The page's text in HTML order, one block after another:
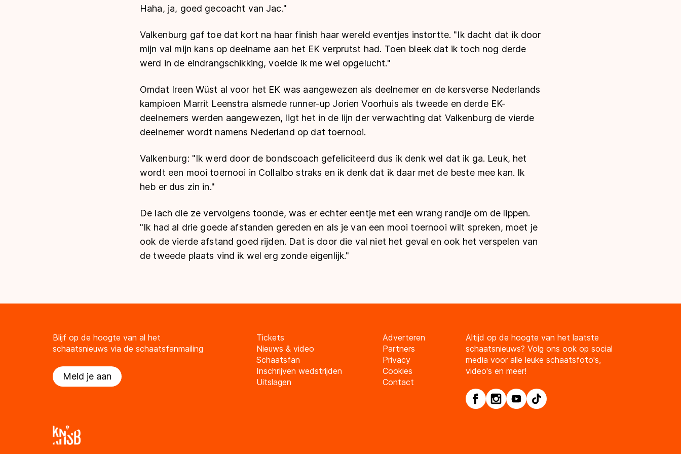
Haha, ja, goed gecoacht van Jac."
Valkenburg gaf toe dat kort na haar finish haar wereld eventjes instortte. "Ik dacht dat ik door
mijn val mijn kans op deelname aan het EK verprutst had. Toen bleek dat ik toch nog derde
werd in de eindrangschikking, voelde ik me wel opgelucht."
Omdat Ireen Wüst al voor het EK was aangewezen als deelnemer en de kersverse Nederlands
kampioen Marrit Leenstra alsmede runner-up Jorien Voorhuis als tweede en derde EK-
deelnemers werden aangewezen, ligt het in de lijn der verwachting dat Valkenburg de vierde
deelnemer wordt namens Nederland op dat toernooi.
Valkenburg: "Ik werd door de bondscoach gefeliciteerd dus ik denk wel dat ik ga. Leuk, het
wordt een mooi toernooi in Collalbo straks en ik denk dat ik daar met de beste mee kan. Ik
heb er dus zin in."
De lach die ze vervolgens toonde, was er echter eentje met een wrang randje om de lippen.
"Ik had al drie goede afstanden gereden en als je van een mooi toernooi wilt spreken, moet je
ook de vierde afstand goed rijden. Dat is door die val niet het geval en ook het verspelen van
de tweede plaats vind ik wel erg zonde eigenlijk."
Blijf op de hoogte van al het
schaatsnieuws via de schaatsfanmailing
Meld je aan
Tickets
Nieuws & video
Schaatsfan
Inschrijven wedstrijden
Uitslagen
Adverteren
Partners
Privacy
Cookies
Contact
Altijd op de hoogte van het laatste
schaatsnieuws? Volg ons ook op social
media voor alle leuke schaatsfoto's,
video's en meer!